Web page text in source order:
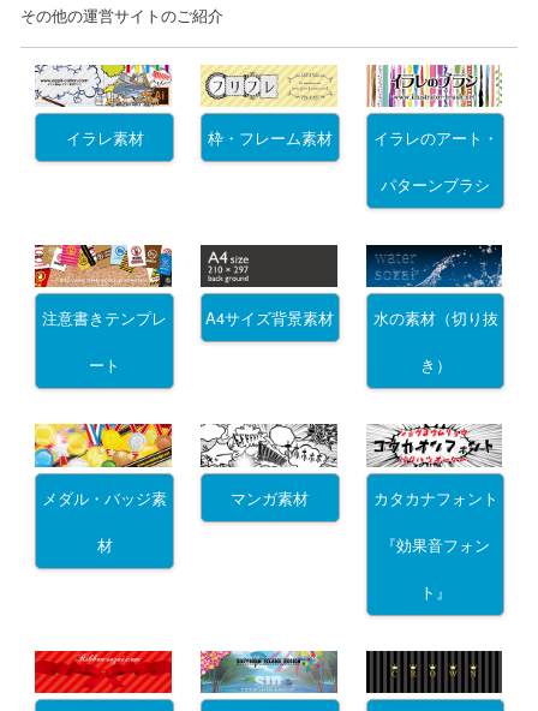
その他の運営サイトのご紹介
イラレ素材 枠・フレーム素材 イラレのアート・
パターンブラシ
注意書きテンプレ
ート
A4サイズ背景素材 水の素材（切り抜
き）
メダル・バッジ素
材
マンガ素材 カタカナフォント
『効果音フォン
ト』